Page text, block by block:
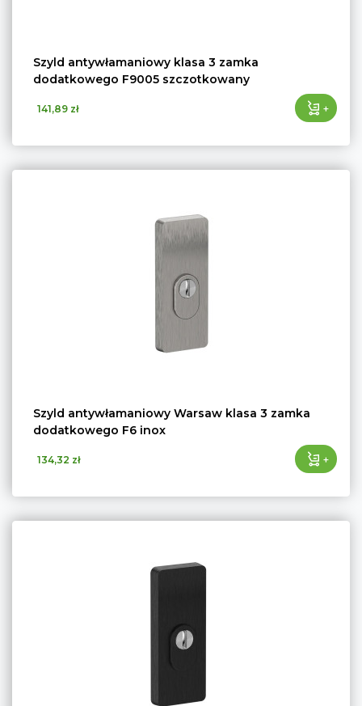
Szyld antywłamaniowy klasa 3 zamka
dodatkowego F9005 szczotkowany
141,89 zł +
Szyld antywłamaniowy Warsaw klasa 3 zamka
dodatkowego F6 inox
134,32 zł +